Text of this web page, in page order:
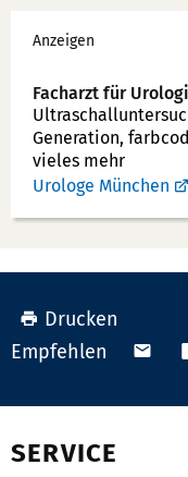
n
u
m
m
e
r:
Werbung
Anzeigen
Facharzt für
Generation,
vieles mehr
Urologe München
Drucken
Empfehlen
SERVICE